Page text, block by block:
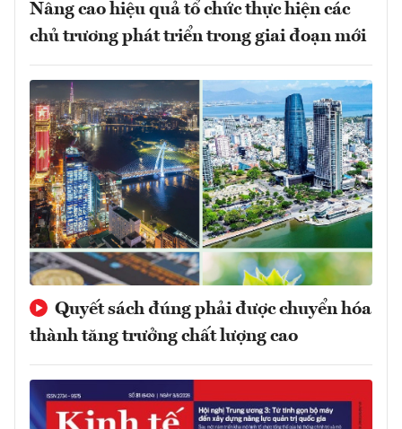
Nâng cao hiệu quả tổ chức thực hiện các
chủ trương phát triển trong giai đoạn mới
Quyết sách đúng phải được chuyển hóa
thành tăng trưởng chất lượng cao